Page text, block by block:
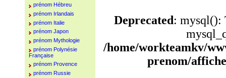
Deprecated: mysql():
/home/workteamkv/
prenom/
prénom Hébreu
prénom Irlandais
prénom Italie
prénom Japon
prénom Mythologie
prénom Polynésie
Française
prénom Provence
prénom Russie